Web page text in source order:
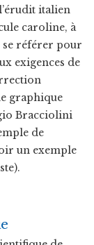
italien
caroline, à
se référer pour
exigences de
graphique
Bracciolini
de
un exemple